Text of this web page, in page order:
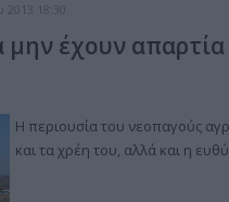
18:30
έχουν απαρτία
Η περιουσία του νεοπαγούς
και τα χρέη του, αλλά και η